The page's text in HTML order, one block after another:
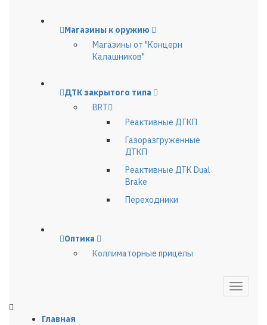
Магазины к оружию
Магазины от "Концерн
Калашников"
ДТК закрытого типа
BRT
Реактивные ДТКП
Газоразгруженные
ДТКП
Реактивные ДТК Dual
Brake
Переходники
Оптика
Коллиматорные прицелы
Главная